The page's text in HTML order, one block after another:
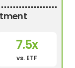
7.5x
vs. ETF